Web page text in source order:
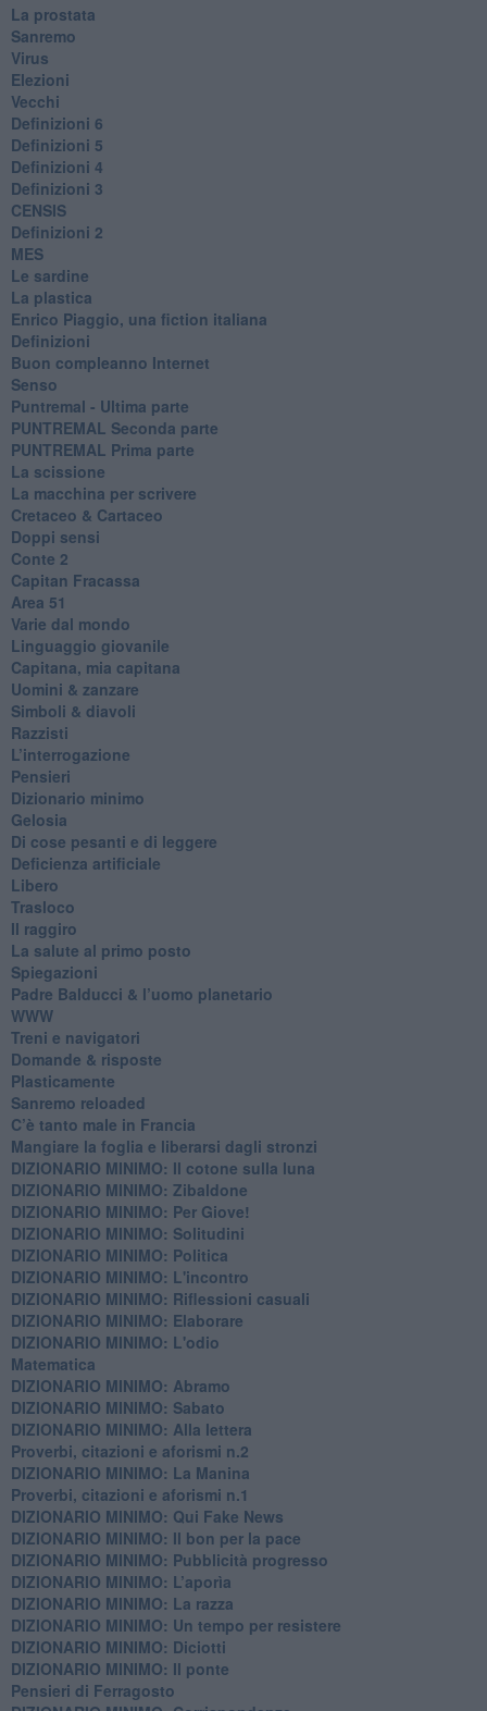
La prostata
Sanremo
Virus
Elezioni
Vecchi
Definizioni 6
Definizioni 5
Definizioni 4
Definizioni 3
CENSIS
​Definizioni 2
MES
Le sardine
La plastica
​Enrico Piaggio, una fiction italiana
Definizioni
​Buon compleanno Internet
Senso
Puntremal - Ultima parte
PUNTREMAL Seconda parte
​PUNTREMAL Prima parte
La scissione
La macchina per scrivere
Cretaceo & Cartaceo
Doppi sensi
​Conte 2
​Capitan Fracassa
​Area 51
Varie dal mondo
​Linguaggio giovanile
​Capitana, mia capitana
Uomini & zanzare
​Simboli & diavoli
Razzisti
​L’interrogazione
Pensieri
​Dizionario minimo
Gelosia
Di cose pesanti e di leggere
​Deficienza artificiale
Libero
Trasloco
Il raggiro
​La salute al primo posto
Spiegazioni
Padre Balducci & l’uomo planetario
WWW
​Treni e navigatori
​Domande & risposte
​Plasticamente
Sanremo reloaded
C’è tanto male in Francia
​Mangiare la foglia e liberarsi dagli stronzi
DIZIONARIO MINIMO: Il cotone sulla luna
DIZIONARIO MINIMO: Zibaldone
DIZIONARIO MINIMO: Per Giove!
DIZIONARIO MINIMO: Solitudini
DIZIONARIO MINIMO: Politica
DIZIONARIO MINIMO: L'incontro
DIZIONARIO MINIMO: Riflessioni casuali
DIZIONARIO MINIMO: Elaborare
DIZIONARIO MINIMO: L'odio
​Matematica
DIZIONARIO MINIMO: Abramo
DIZIONARIO MINIMO: Sabato
​DIZIONARIO MINIMO: Alla lettera
Proverbi, citazioni e aforismi n.2
DIZIONARIO MINIMO: La Manina
​Proverbi, citazioni e aforismi n.1
DIZIONARIO MINIMO: Qui Fake News
DIZIONARIO MINIMO: ​Il bon per la pace
DIZIONARIO MINIMO: Pubblicità progresso
DIZIONARIO MINIMO: L’aporìa
DIZIONARIO MINIMO: La razza
DIZIONARIO MINIMO: Un tempo per resistere
DIZIONARIO MINIMO: Diciotti
DIZIONARIO MINIMO: Il ponte
Pensieri di Ferragosto